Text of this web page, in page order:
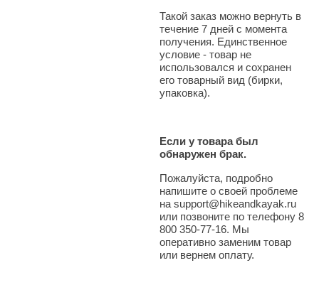
Такой заказ можно вернуть в
течение 7 дней с момента
получения. Единственное
условие - товар не
использовался и сохранен
его товарный вид (бирки,
упаковка).
Если у товара был
обнаружен брак.
Пожалуйста, подробно
напишите о своей проблеме
на support@hikeandkayak.ru
или позвоните по телефону 8
800 350-77-16. Мы
оперативно заменим товар
или вернем оплату.